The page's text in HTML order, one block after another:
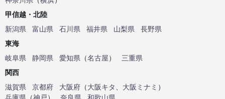
甲信越・北陸
新潟県
富山県 石川県 福井県 山梨県
長野県
東海
岐阜県
静岡県 愛知県 （名古屋）
三重県
関西
滋賀県
京都府 大阪府 （大阪キタ 大阪ミナミ ）